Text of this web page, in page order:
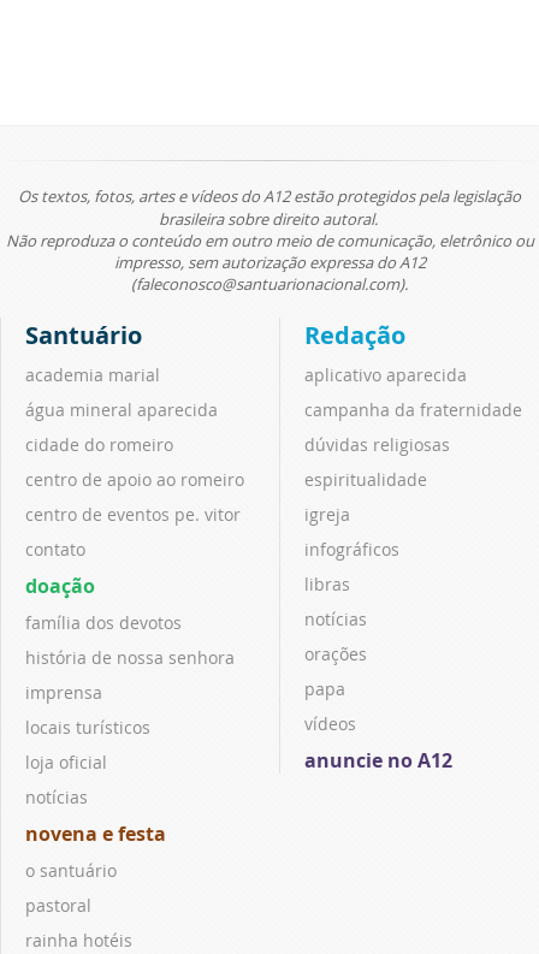
Os textos, fotos, artes e vídeos do A12 estão protegidos pela legislação
brasileira sobre direito autoral.
Não reproduza o conteúdo em outro meio de comunicação, eletrônico ou
impresso, sem autorização expressa do A12
(faleconosco@santuarionacional.com).
Santuário
academia marial
água mineral aparecida
cidade do romeiro
centro de apoio ao romeiro
centro de eventos pe. vitor
contato
doação
família dos devotos
história de nossa senhora
imprensa
locais turísticos
loja oficial
notícias
novena e festa
o santuário
pastoral
rainha hotéis
Redação
aplicativo aparecida
campanha da fraternidade
dúvidas religiosas
espiritualidade
igreja
infográficos
libras
notícias
orações
papa
vídeos
anuncie no A12